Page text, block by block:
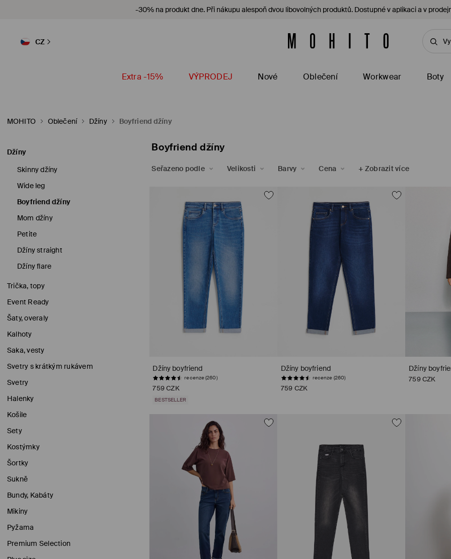
-30% na produkt dne. Při nákupu alespoň dvou libovolných produktů. Dostupné v aplikaci a v
CZ
Extra -15% VÝPRODEJ Nové Oblečení Workwear Boty
MOHITO Oblečení Džíny Boyfriend džíny
Džíny
Skinny džíny
Wide leg
Boyfriend džíny
Mom džíny
Petite
Džíny straight
Džíny flare
Trička, topy
Event Ready
Šaty, overaly
Kalhoty
Saka, vesty
Svetry s krátkým rukávem
Svetry
Halenky
Košile
Sety
Kostýmky
Šortky
Sukně
Bundy, Kabáty
Mikiny
Pyžama
Premium Selection
Boyfriend džíny
Seřazeno podle Velikosti Barvy Cena + Zobrazit více
Džíny boyfriend
recenze (260)
759 CZK
BESTSELLER
Džíny boyfriend
recenze (260)
759 CZK
Džíny
759 CZK